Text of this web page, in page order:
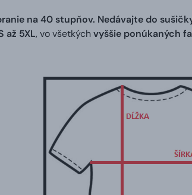
na 40 stupňov. Nedávajte do
až 5XL, vo všetkýchvyššie ponúkaných